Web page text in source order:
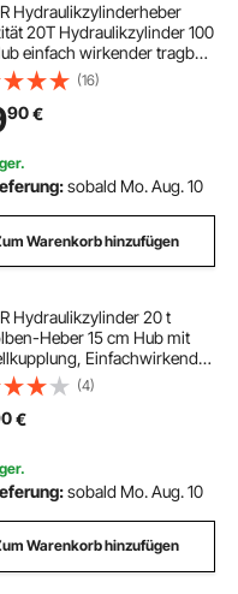
Hydraulikzylinderheber
20T Hydraulikzylinder 100
einfach wirkender tragbar
Wagenheber
(16)
90€
sobald Mo. Aug. 10
Warenkorb hinzufügen
Hydraulikzylinder 20 t
Heber 15 cm Hub mit
Einfachwirkender
Tragbarer
für Heben Drücken
Maschinenbau Werkstatt
(4)
€
sobald Mo. Aug. 10
Warenkorb hinzufügen